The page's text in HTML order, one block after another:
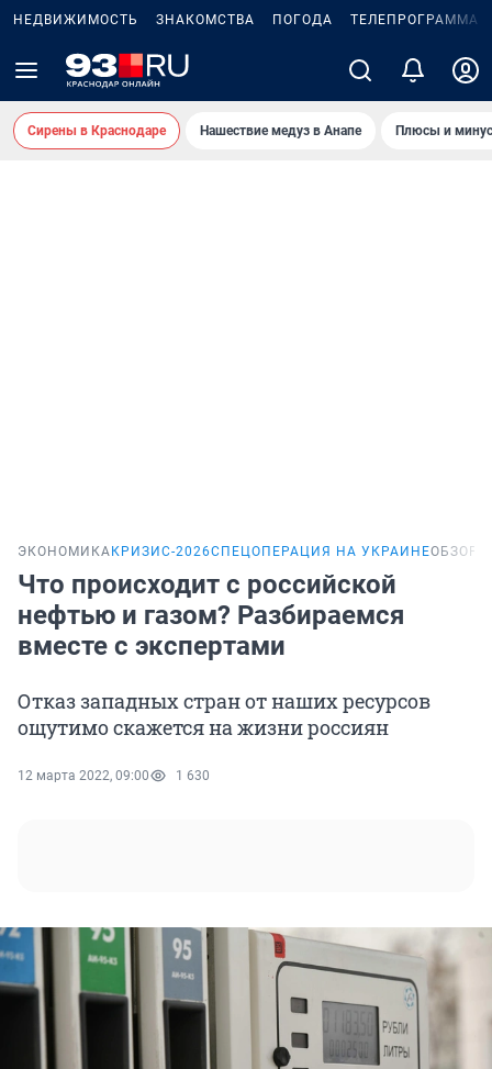
НЕДВИЖИМОСТЬ ЗНАКОМСТВА ПОГОДА ТЕЛЕПРОГРАММА
Сирены в Краснодаре Нашествие медуз в Анапе Плюсы и
ЭКОНОМИКА КРИЗИС-2026СПЕЦОПЕРАЦИЯ НА УКРАИНЕОБЗОР
Что происходит с российской
нефтью и газом? Разбираемся
вместе с экспертами
Отказ западных стран от наших ресурсов
ощутимо скажется на жизни россиян
12 марта 2022, 09:00 1 630